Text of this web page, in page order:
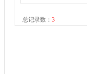
总记录数： 3